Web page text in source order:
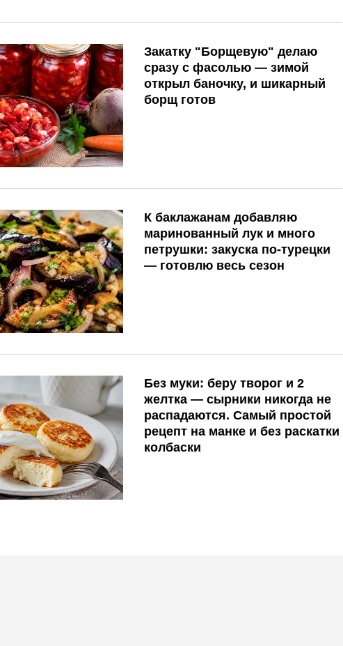
Закатку "Борщевую" делаю
сразу с фасолью — зимой
открыл баночку, и шикарный
борщ готов
К баклажанам добавляю
маринованный лук и много
петрушки: закуска по-турецки
— готовлю весь сезон
Без муки: беру творог и 2
желтка — сырники никогда не
распадаются. Самый простой
рецепт на манке и без раскатки
колбаски